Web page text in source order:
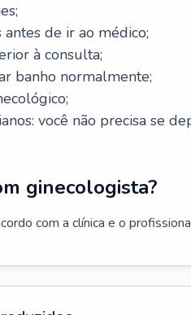
de ir ao médico;
à consulta;
banho normalmente;
você não precisa se
ginecologista?
com a clínica e o